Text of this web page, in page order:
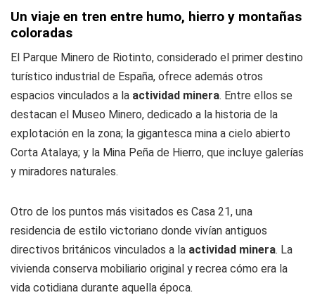
Un viaje en tren entre humo, hierro y montañas
coloradas
El Parque Minero de Riotinto, considerado el primer destino
turístico industrial de España, ofrece además otros
espacios vinculados a la actividad minera. Entre ellos se
destacan el Museo Minero, dedicado a la historia de la
explotación en la zona; la gigantesca mina a cielo abierto
Corta Atalaya; y la Mina Peña de Hierro, que incluye galerías
y miradores naturales.
Otro de los puntos más visitados es Casa 21, una
residencia de estilo victoriano donde vivían antiguos
directivos británicos vinculados a la actividad minera. La
vivienda conserva mobiliario original y recrea cómo era la
vida cotidiana durante aquella época.